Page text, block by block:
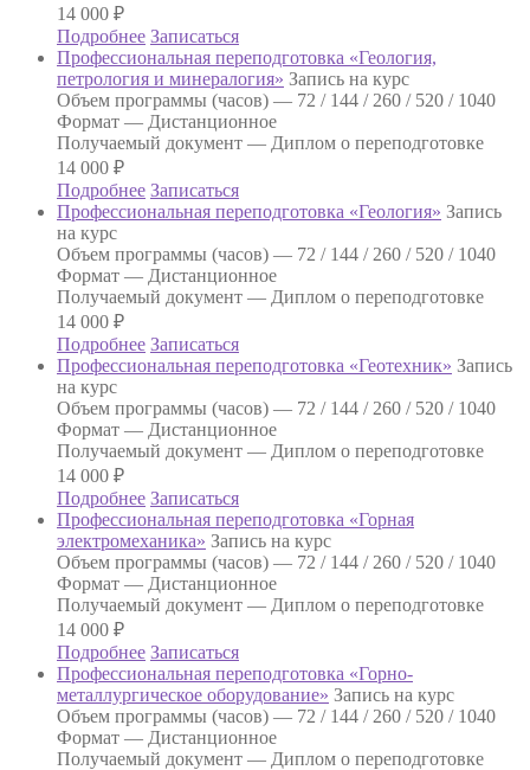
14 000 ₽
Подробнее Записаться
Профессиональная переподготовка «Геология,
петрология и минералогия» Запись на курс
Объем программы (часов) — 72 / 144 / 260 / 520 / 1040
Формат — Дистанционное
Получаемый документ — Диплом о переподготовке
14 000 ₽
Подробнее Записаться
Профессиональная переподготовка «Геология» Запись
на курс
Объем программы (часов) — 72 / 144 / 260 / 520 / 1040
Формат — Дистанционное
Получаемый документ — Диплом о переподготовке
14 000 ₽
Подробнее Записаться
Профессиональная переподготовка «Геотехник» Запись
на курс
Объем программы (часов) — 72 / 144 / 260 / 520 / 1040
Формат — Дистанционное
Получаемый документ — Диплом о переподготовке
14 000 ₽
Подробнее Записаться
Профессиональная переподготовка «Горная
электромеханика» Запись на курс
Объем программы (часов) — 72 / 144 / 260 / 520 / 1040
Формат — Дистанционное
Получаемый документ — Диплом о переподготовке
14 000 ₽
Подробнее Записаться
Профессиональная переподготовка «Горно-
металлургическое оборудование» Запись на курс
Объем программы (часов) — 72 / 144 / 260 / 520 / 1040
Формат — Дистанционное
Получаемый документ — Диплом о переподготовке